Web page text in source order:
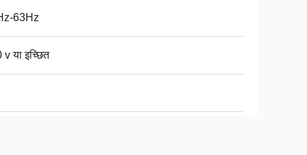
63Hz
v या इच्छित